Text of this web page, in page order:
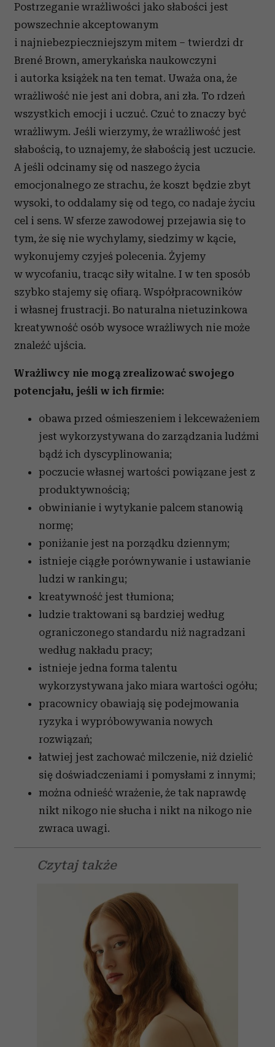
Postrzeganie wrażliwości jako słabości jest
powszechnie akceptowanym
i najniebezpieczniejszym mitem – twierdzi dr
Brené Brown, amerykańska naukowczyni
i autorka książek na ten temat. Uważa ona, że
wrażliwość nie jest ani dobra, ani zła. To rdzeń
wszystkich emocji i uczuć. Czuć to znaczy być
wrażliwym. Jeśli wierzymy, że wrażliwość jest
słabością, to uznajemy, że słabością jest uczucie.
A jeśli odcinamy się od naszego życia
emocjonalnego ze strachu, że koszt będzie zbyt
wysoki, to oddalamy się od tego, co nadaje życiu
cel i sens. W sferze zawodowej przejawia się to
tym, że się nie wychylamy, siedzimy w kącie,
wykonujemy czyjeś polecenia. Żyjemy
w wycofaniu, tracąc siły witalne. I w ten sposób
szybko stajemy się ofiarą. Współpracowników
i własnej frustracji. Bo naturalna nietuzinkowa
kreatywność osób wysoce wrażliwych nie może
znaleźć ujścia.
Wrażliwcy nie mogą zrealizować swojego
potencjału, jeśli w ich firmie:
obawa przed ośmieszeniem i lekceważeniem
jest wykorzystywana do zarządzania ludźmi
bądź ich dyscyplinowania;
poczucie własnej wartości powiązane jest z
produktywnością;
obwinianie i wytykanie palcem stanowią
normę;
poniżanie jest na porządku dziennym;
istnieje ciągłe porównywanie i ustawianie
ludzi w rankingu;
kreatywność jest tłumiona;
ludzie traktowani są bardziej według
ograniczonego standardu niż nagradzani
według nakładu pracy;
istnieje jedna forma talentu
wykorzystywana jako miara wartości ogółu;
pracownicy obawiają się podejmowania
ryzyka i wypróbowywania nowych
rozwiązań;
łatwiej jest zachować milczenie, niż dzielić
się doświadczeniami i pomysłami z innymi;
można odnieść wrażenie, że tak naprawdę
nikt nikogo nie słucha i nikt na nikogo nie
zwraca uwagi.
Czytaj także